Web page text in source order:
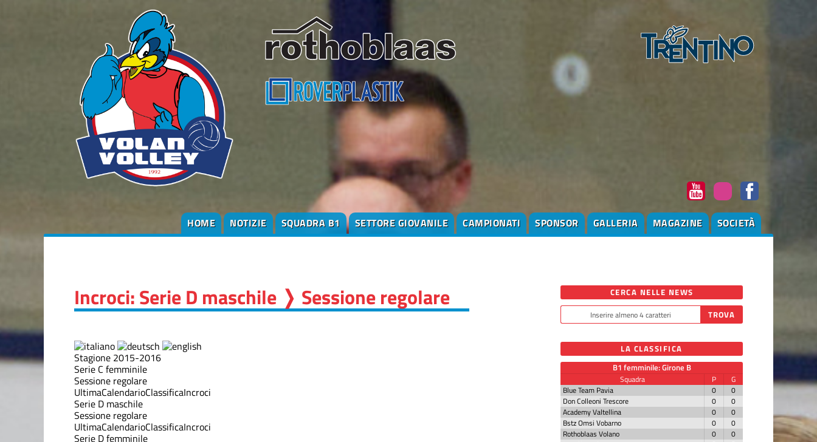
HOME NOTIZIE SQUADRA B1 SETTORE GIOVANILE CAMPIONATI SPONSOR GALLERIA MAGAZINE SOCIETÀ
Incroci: Serie D maschile ❭ Sessione regolare
Stagione 2015-2016
Serie C femminile
Sessione regolare
UltimaCalendarioClassificaIncroci
Serie D maschile
Sessione regolare
UltimaCalendarioClassificaIncroci
Serie D femminile
CERCA NELLE NEWS
LA CLASSIFICA
B1 femminile: Girone B
Squadra P
G
Blue Team Pavia
0
0
Don Colleoni Trescore
0
0
Academy Valtellina
0
0
Bstz Omsi Vobarno
0
0
Rothoblaas Volano
0
0